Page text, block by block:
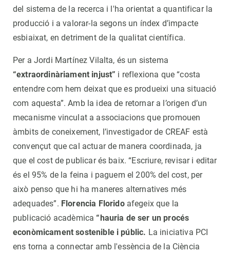
del sistema de la recerca i l'ha orientat a quantificar la
producció i a valorar-la segons un índex d’impacte
esbiaixat, en detriment de la qualitat científica.
Per a Jordi Martínez Vilalta, és un sistema
“extraordinàriament injust” i reflexiona que “costa
entendre com hem deixat que es produeixi una situació
com aquesta”. Amb la idea de retornar a l’origen d’un
mecanisme vinculat a associacions que promouen
àmbits de coneixement, l’investigador de CREAF està
convençut que cal actuar de manera coordinada, ja
que el cost de publicar és baix. “Escriure, revisar i editar
és el 95% de la feina i paguem el 200% del cost, per
això penso que hi ha maneres alternatives més
adequades”. Florencia Floridoafegeix que la
publicació acadèmica“hauria de ser un procés
econòmicament sostenible i públic. La iniciativa PCI
ens torna a connectar amb l'essència de la Ciència